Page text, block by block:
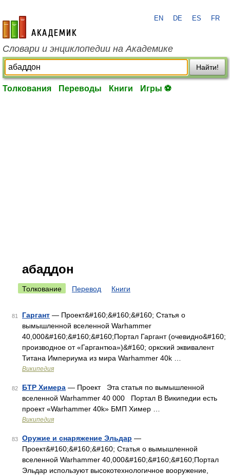
academic.ru
EN DE ES FR
Словари и энциклопедии на Академике
Найти!
Толкования Переводы Книги Игры ⚽
абаддон
Толкование Перевод Книги
81 Гаргант — Проект&#160;&#160;&#160; Статья о
вымышленной вселенной Warhammer
40,000&#160;&#160;&#160;Портал Гаргант (очевидно&#160;
производное от «Гаргантюа»)&#160; оркский эквивалент
Титана Империума из мира Warhammer 40k …
Википедия
82 БТР Химера — Проект Эта статья по вымышленной
вселенной Warhammer 40 000 Портал В Википедии есть
проект «Warhammer 40k» БМП Химер …
Википедия
83 Оружие и снаряжение Эльдар —
Проект&#160;&#160;&#160; Статья о вымышленной
вселенной Warhammer 40,000&#160;&#160;&#160;Портал
Эльдар используют высокотехнологичное вооружение,